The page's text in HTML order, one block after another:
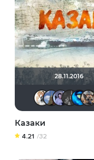
28.11.2016
Казаки
4.21 /32